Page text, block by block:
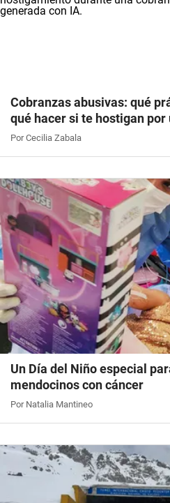
Cobranzas abusivas: qué
qué hacer si te hostigan por
Por Cecilia Zabala
Un Día del Niño especial
mendocinos con cáncer
Por Natalia Mantineo